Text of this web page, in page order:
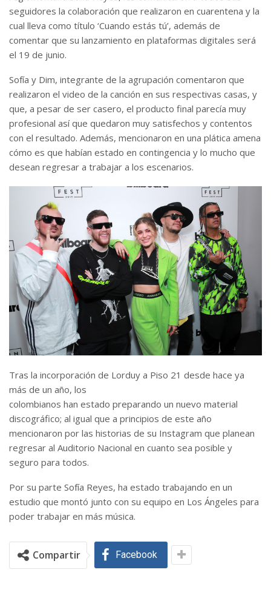
seguidores la colaboración que realizaron en cuarentena y la
cual lleva como título ‘Cuando estás tú’, además de
comentar que su lanzamiento en plataformas digitales será
el 19 de junio.
Sofía y Dim, integrante de la agrupación comentaron que
realizaron el video de la canción en sus respectivas casas, y
que, a pesar de ser casero, el producto final parecía muy
profesional así que quedaron muy satisfechos y contentos
con el resultado. Además, mencionaron en una plática amena
cómo es que habían estado en contingencia y lo mucho que
desean regresar a trabajar a los escenarios.
Tras la incorporación de Lorduy a Piso 21 desde hace ya
más de un año, los
colombianos han estado preparando un nuevo material
discográfico; al igual que a principios de este año
mencionaron por las historias de su Instagram que planean
regresar al Auditorio Nacional en cuanto sea posible y
seguro para todos.
Por su parte Sofía Reyes, ha estado trabajando en un
estudio que montó junto con su equipo en Los Ángeles para
poder trabajar en más música.
Compartir Facebook